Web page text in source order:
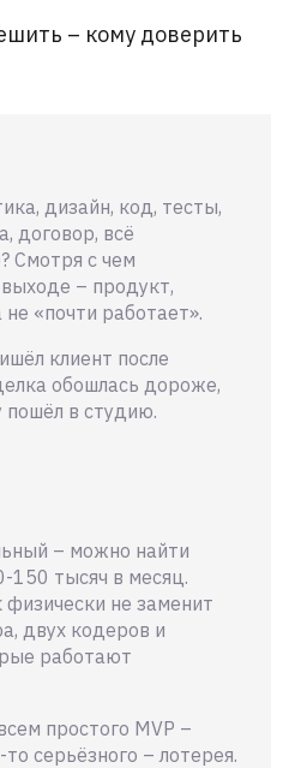
– кому доверить
дизайн, код, тесты,
договор, всё
Смотря с чем
– продукт,
«почти работает».
клиент после
обошлась дороже,
пошёл в студию.
– можно найти
150 тысяч в месяц.
физически не заменит
двух кодеров и
работают
простого MVP –
серьёзного – лотерея.